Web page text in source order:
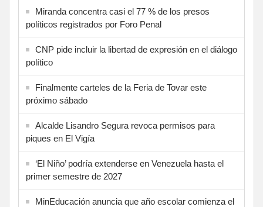
Miranda concentra casi el 77 % de los presos
políticos registrados por Foro Penal
CNP pide incluir la libertad de expresión en el diálogo
político
Finalmente carteles de la Feria de Tovar este
próximo sábado
Alcalde Lisandro Segura revoca permisos para
piques en El Vigía
‘El Niño’ podría extenderse en Venezuela hasta el
primer semestre de 2027
MinEducación anuncia que año escolar comienza el